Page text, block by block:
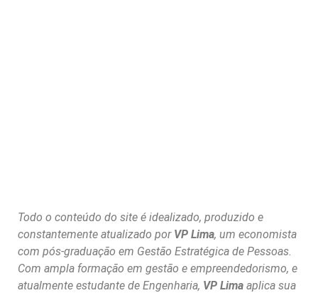
Todo o conteúdo do site é idealizado, produzido e
constantemente atualizado por VP Lima, um economista
com pós-graduação em Gestão Estratégica de Pessoas.
Com ampla formação em gestão e empreendedorismo, e
atualmente estudante de Engenharia, VP Lima aplica sua